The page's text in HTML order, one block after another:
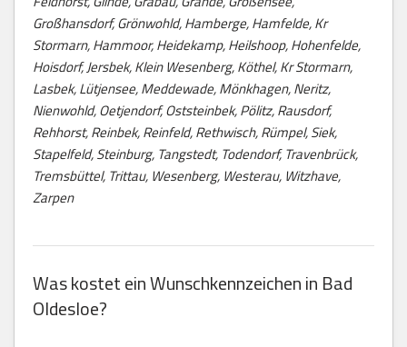
Großhansdorf, Grönwohld, Hamberge, Hamfelde, Kr
Stormarn, Hammoor, Heidekamp, Heilshoop, Hohenfelde,
Hoisdorf, Jersbek, Klein Wesenberg, Köthel, Kr Stormarn,
Lasbek, Lütjensee, Meddewade, Mönkhagen, Neritz,
Nienwohld, Oetjendorf, Oststeinbek, Pölitz, Rausdorf,
Rehhorst, Reinbek, Reinfeld, Rethwisch, Rümpel, Siek,
Stapelfeld, Steinburg, Tangstedt, Todendorf, Travenbrück,
Tremsbüttel, Trittau, Wesenberg, Westerau, Witzhave,
Zarpen
Was kostet ein Wunschkennzeichen in Bad
Oldesloe?